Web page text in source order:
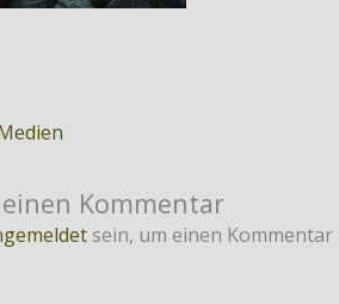
Kommentar
sein, um einen Kommentar